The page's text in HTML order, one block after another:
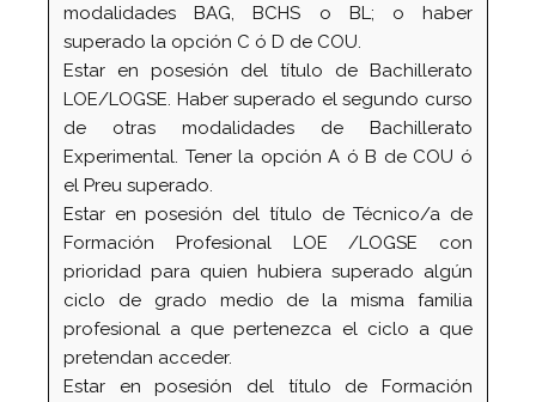
modalidades BAG, BCHS o BL; o haber
superado la opción C ó D de COU.
Estar en posesión del título de Bachillerato
LOE/LOGSE. Haber superado el segundo curso
de otras modalidades de Bachillerato
Experimental. Tener la opción A ó B de COU ó
el Preu superado.
Estar en posesión del título de Técnico/a de
Formación Profesional LOE /LOGSE con
prioridad para quien hubiera superado algún
ciclo de grado medio de la misma familia
profesional a que pertenezca el ciclo a que
pretendan acceder.
Estar en posesión del título de Formación